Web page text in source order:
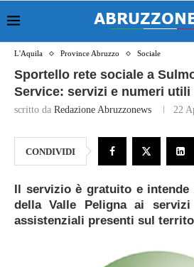
L'Aquila Province Abruzzo Sociale
Sportello rete sociale a
Service: servizi e numeri utili
scritto da Redazione Abruzzonews 22
CONDIVIDI
Il servizio è gratuito e
della Valle Peligna ai
assistenziali presenti sul